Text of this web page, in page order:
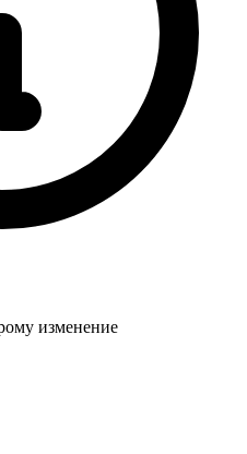
изменение